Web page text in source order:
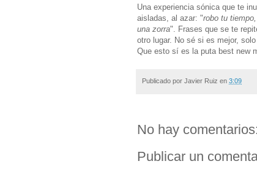
Una experiencia sónica que te
aisladas, al azar: "robo tu
una zorra". Frases que se te
otro lugar. No sé si es mejor, solo
Que esto sí es la puta best new
Publicado por Javier Ruiz en 3:09
No hay comentarios:
Publicar un